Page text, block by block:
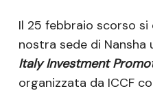
Il 25 febbraio scorso
nostra sede di
Italy Investment
organizzata da ICCF